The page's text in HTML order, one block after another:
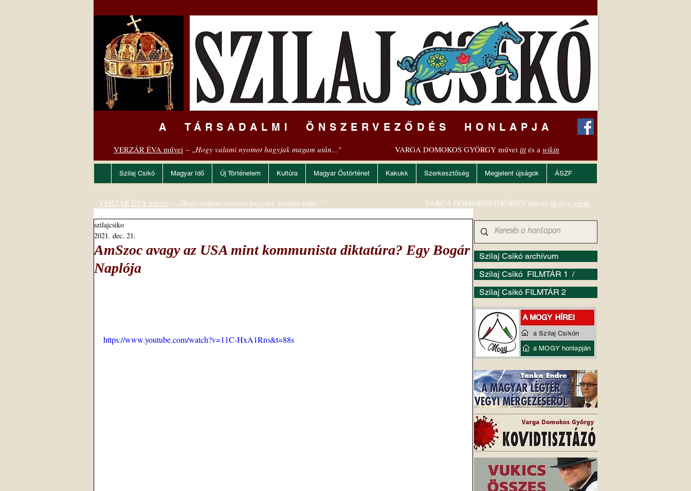
A TÁRSADALMI ÖNSZERVEZŐDÉS HONLAPJA
VERZÁR ÉVA művei – „Hogy valami nyomot hagyjak magam után..." VARGA DOMOKOS GYÖRGY művei ittés a wikin
Szilaj Csikó Magyar Idő Új Történelem Kultúra Magyar Őstörténet Kakukk Szerkesztőség Megjelent újságok ÁSZF
AmSzoc avagy az USA mint kommunista diktatúra? Egy Bogár
Naplója
szilajcsiko
2021. dec. 21.
https://www.youtube.com/watch?v=11C-HxA1Rro&t=88s
Szilaj Csikó archívum
Szilaj Csikó FILMTÁR 1 /
Szilaj Csikó FILMTÁR 2
VERZÁR ÉVA művei – „Hogy valami nyomot hagyjak magam után..." VARGA DOMOKOS GYÖRGY művei itt és a wikin
a Szilaj Csikón
a MOGY honlapján